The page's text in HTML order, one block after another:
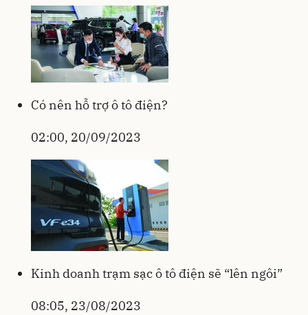
Có nên hỗ trợ ô tô điện?
02:00, 20/09/2023
Kinh doanh trạm sạc ô tô điện sẽ “lên ngôi”
08:05, 23/08/2023